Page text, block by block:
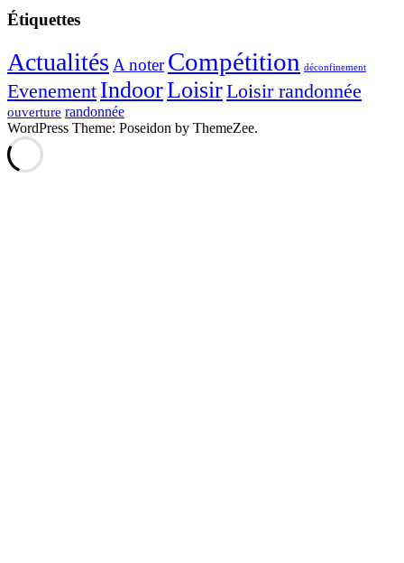
Étiquettes
Actualités A noter Compétition déconfinement
Evenement IndoorLoisirLoisir randonnée
ouverture randonnée
WordPress Theme: Poseidon by ThemeZee.